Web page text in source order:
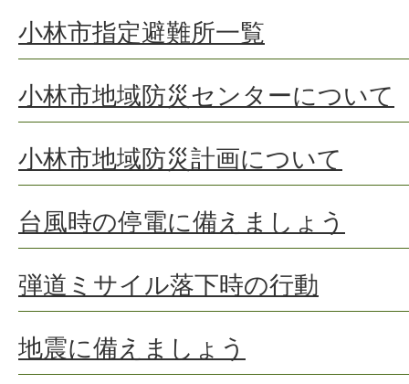
小林市指定避難所一覧
小林市地域防災センターについて
小林市地域防災計画について
台風時の停電に備えましょう
弾道ミサイル落下時の行動
地震に備えましょう